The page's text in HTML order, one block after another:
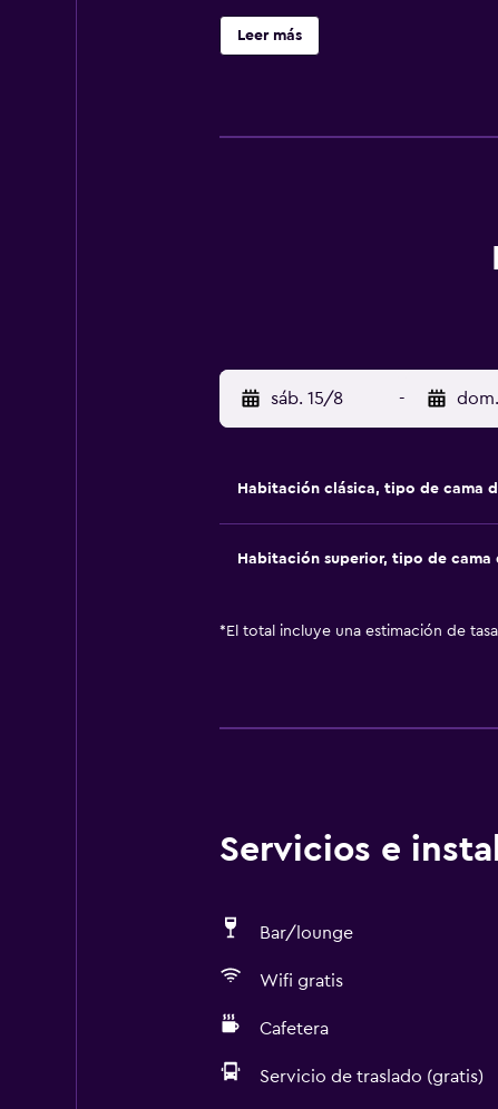
Leer más
sáb. 15/8 -
Habitación clásica, tipo de cama
Habitación superior, tipo de cama
* El total incluye una estimación de
Servicios e
Bar/lounge
Wifi gratis
Cafetera
Servicio de traslado (gratis)